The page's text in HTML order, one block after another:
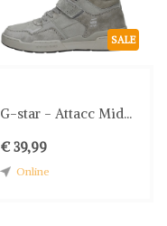
SALE
G-star - Attacc Mid...
€ 39,99
Online